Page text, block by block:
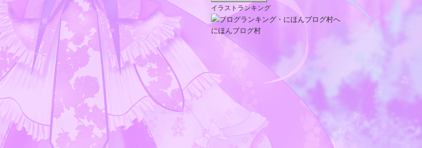
イラストランキング
にほんブログ村